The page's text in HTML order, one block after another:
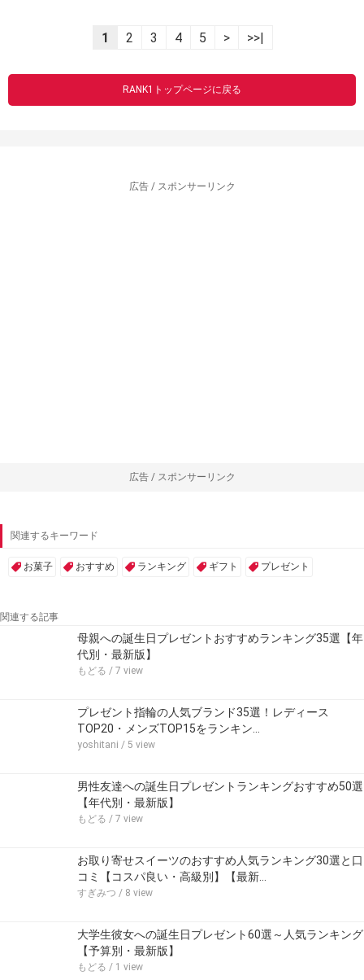
1 2 3 4 5 > >>|
RANK1トップページに戻る
広告 / スポンサーリンク
広告 / スポンサーリンク
関連するキーワード
お菓子 おすすめ ランキング ギフト プレゼント
関連する記事
母親への誕生日プレゼントおすすめランキング35選【年
代別・最新版】
もどる / 7 view
プレゼント指輪の人気ブランド35選！レディース
TOP20・メンズTOP15をランキン…
yoshitani / 5 view
男性友達への誕生日プレゼントランキングおすすめ50選
【年代別・最新版】
もどる / 7 view
お取り寄せスイーツのおすすめ人気ランキング30選と口
コミ【コスパ良い・高級別】【最新…
すぎみつ / 8 view
大学生彼女への誕生日プレゼント60選～人気ランキング
【予算別・最新版】
もどる / 1 view